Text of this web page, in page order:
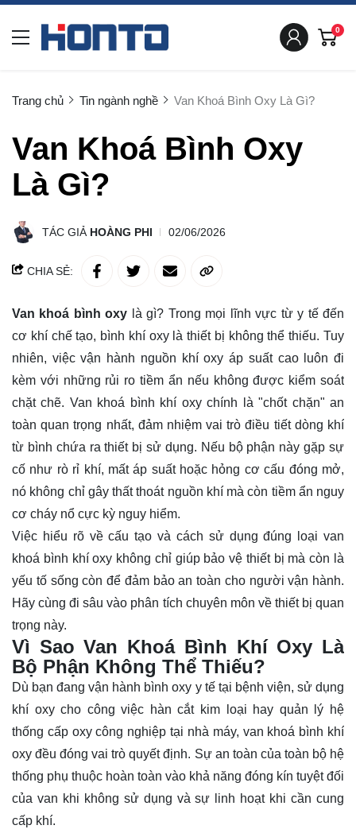
0
Trang chủ Tin ngành nghề Van Khoá Bình Oxy Là Gì?
Van Khoá Bình Oxy
Là Gì?
TÁC GIẢ HOÀNG PHI 02/06/2026
CHIA SẺ:
Van khoá bình oxy là gì? Trong mọi lĩnh vực từ y tế đến
cơ khí chế tạo, bình khí oxy là thiết bị không thể thiếu. Tuy
nhiên, việc vận hành nguồn khí oxy áp suất cao luôn đi
kèm với những rủi ro tiềm ẩn nếu không được kiểm soát
chặt chẽ. Van khoá bình khí oxy chính là "chốt chặn" an
toàn quan trọng nhất, đảm nhiệm vai trò điều tiết dòng khí
từ bình chứa ra thiết bị sử dụng. Nếu bộ phận này gặp sự
cố như rò rỉ khí, mất áp suất hoặc hỏng cơ cấu đóng mở,
nó không chỉ gây thất thoát nguồn khí mà còn tiềm ẩn nguy
cơ cháy nổ cực kỳ nguy hiểm.
Việc hiểu rõ về cấu tạo và cách sử dụng đúng loại van
khoá bình khí oxy không chỉ giúp bảo vệ thiết bị mà còn là
yếu tố sống còn để đảm bảo an toàn cho người vận hành.
Hãy cùng đi sâu vào phân tích chuyên môn về thiết bị quan
trọng này.
Vì Sao Van Khoá Bình Khí Oxy Là
Bộ Phận Không Thể Thiếu?
Dù bạn đang vận hành bình oxy y tế tại bệnh viện, sử dụng
khí oxy cho công việc hàn cắt kim loại hay quản lý hệ
thống cấp oxy công nghiệp tại nhà máy, van khoá bình khí
oxy đều đóng vai trò quyết định. Sự an toàn của toàn bộ hệ
thống phụ thuộc hoàn toàn vào khả năng đóng kín tuyệt đối
của van khi không sử dụng và sự linh hoạt khi cần cung
cấp khí.